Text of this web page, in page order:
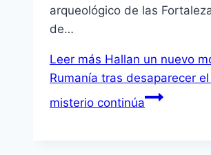
arqueológico de las
de…
Leer más Hallan un nuevo
Rumanía tras desaparecer
misterio continúa